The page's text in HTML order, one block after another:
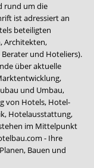
rund um die
ist adressiert an
beteiligten
Architekten,
und Hoteliers).
über aktuelle
und Umbau,
von Hotels, Hotel-
Hotelausstattung,
im Mittelpunkt
- Ihre
Bauen und